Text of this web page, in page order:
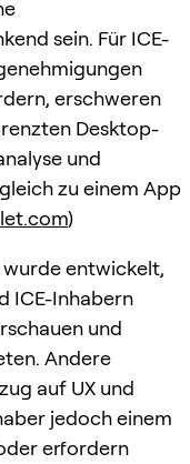
sein. Für ICE-
erschweren
Desktop-
und
zu einem App
)
wurde entwickelt,
ICE-Inhabern
und
Andere
auf UX und
jedoch einem
erfordern